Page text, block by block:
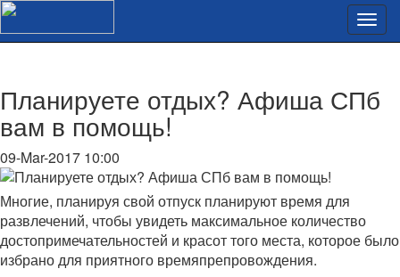
Планируете отдых? Афиша СПб
вам в помощь!
09-Mar-2017 10:00
Многие, планируя свой отпуск планируют время для
развлечений, чтобы увидеть максимальное количество
достопримечательностей и красот того места, которое было
избрано для приятного времяпрепровождения.